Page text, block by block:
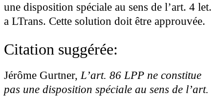
une disposition spéciale au sens de l’art. 4 let.
a LTrans. Cette solution doit être approuvée.
Citation suggérée:
Jérôme Gurtner, L’art. 86 LPP ne constitue
pas une disposition spéciale au sens de l’art.